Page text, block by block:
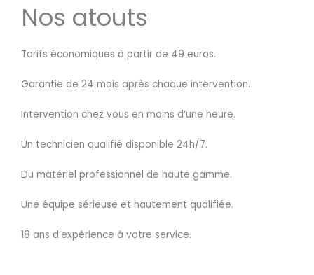
Nos atouts
Tarifs économiques à partir de 49 euros.
Garantie de 24 mois après chaque intervention.
Intervention chez vous en moins d’une heure.
Un technicien qualifié disponible 24h/7.
Du matériel professionnel de haute gamme.
Une équipe sérieuse et hautement qualifiée.
18 ans d’expérience à votre service.